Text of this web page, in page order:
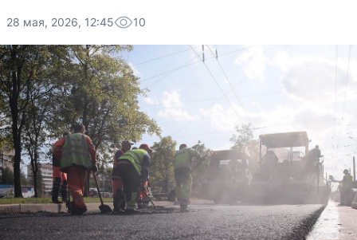
28 мая, 2026, 12:45 10